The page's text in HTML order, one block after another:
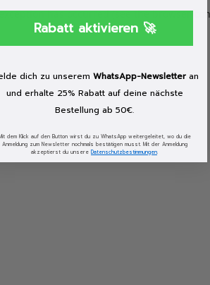
has occurred (see the browser
Rabatt aktivieren 🚀
dich zu unserem WhatsApp-Newsletteran
und erhalte 25% Rabatt auf deine nächste
Bestellung ab 50€.
dem Klick auf den Button wirst du zu WhatsApp weitergeleitet, wo du die
Anmeldung zum Newsletter nochmals bestätigen musst. Mit der Anmeldung
akzeptierst du unsere Datenschutzbestimmungen.